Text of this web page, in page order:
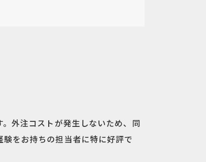
。外注コストが発生しないため、同
をお持ちの担当者に特に好評で